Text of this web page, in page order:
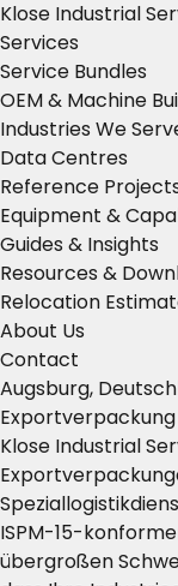
Klose Industrial
Services
Service Bundles
OEM & Machine
Industries We
Data Centres
Reference
Equipment &
Guides & Insights
Resources &
Relocation
About Us
Contact
Augsburg,
Exportverpackung
Klose Industrial
ISPM-15-
übergroßen